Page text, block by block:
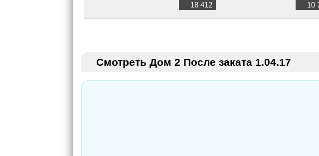
18 412 10
Смотреть Дом 2 После заката 1.04.17